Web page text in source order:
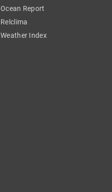
Ocean Report
Relclima
Weather Index